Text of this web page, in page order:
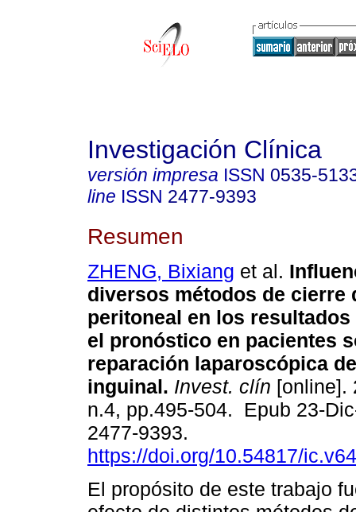
Investigación Clínica
versión impresa ISSN 0535-
line ISSN 2477-9393
Resumen
ZHENG, Bixiang et al.
diversos métodos de cierre
peritoneal en los
el pronóstico en pacientes
reparación laparoscópica
inguinal. Invest. clín [online].
n.4, pp.495-504. Epub 23-
2477-9393.
https://doi.org/10.54817/
El propósito de este trabajo